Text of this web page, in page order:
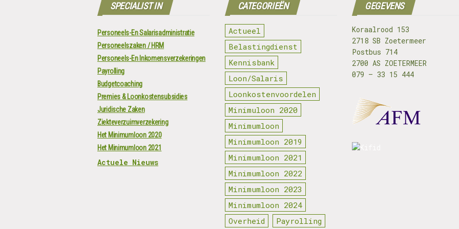
SPECIALIST IN
Personeels-En Salarisadministratie
Personeelszaken / HRM
Personeels-En Inkomensverzekeringen
Payrolling
Budgetcoaching
Premies & Loonkostensubsidies
Juridische Zaken
Ziekteverzuimverzekering
Het Minimumloon 2020
Het Minimumloon 2021
Actuele Nieuws
CATEGORIEËN
Actueel
Belastingdienst
Kennisbank
Loon/Salaris
Loonkostenvoordelen
Minimuloon 2020
Minimumloon
Minimumloon 2019
Minimumloon 2021
Minimumloon 2022
Minimumloon 2023
Minimumloon 2024
Overheid
Payrolling
GEGEVENS
Koraalrood 153
2718 SB Zoetermeer
Postbus 714
2700 AS ZOETERMEER
079 – 33 15 444